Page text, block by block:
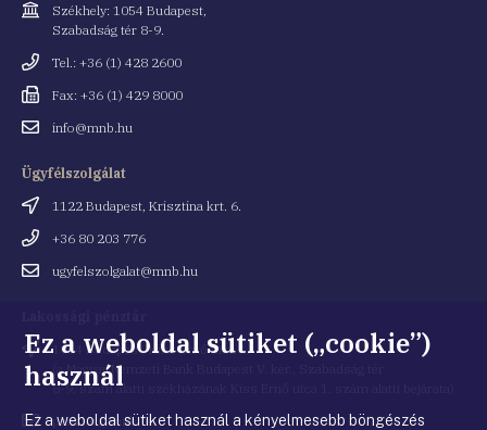
Cím
Székhely: 1054 Budapest,
Szabadság tér 8-9.
Telefonszám
Tel.: +36 (1) 428 2600
Fax
Fax: +36 (1) 429 8000
Emailinfo@mnb.hu
Ügyfélszolgálat
Cím
1122 Budapest, Krisztina krt. 6.
Telefonszám
+36 80 203 776
Emailugyfelszolgalat@mnb.hu
Cím 1054 Budapest, Kiss Ernő utca 1.
(a Magyar Nemzeti Bank Budapest V. ker., Szabadság tér
8-9. szám alatti székházának Kiss Ernő utca 1. szám alatti bejárata)
Email penztar@mnb.hu
Ez a weboldal sütiket („cookie”)
használ
Ez a weboldal sütiket használ a kényelmesebb böngészés